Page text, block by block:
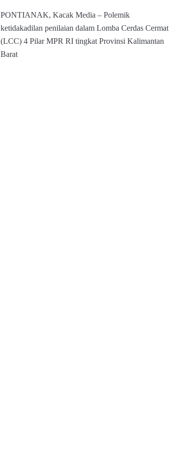
PONTIANAK, Kacak Media – Polemik
ketidakadilan penilaian dalam Lomba Cerdas Cermat
(LCC) 4 Pilar MPR RI tingkat Provinsi Kalimantan
Barat